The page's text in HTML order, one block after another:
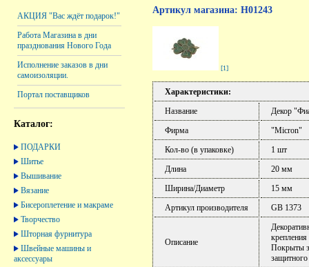
АКЦИЯ "Вас ждёт подарок!"
Работа Магазина в дни
празднования Нового Года
Исполнение заказов в дни
самоизоляции.
Портал поставщиков
Каталог:
ПОДАРКИ
Шитье
Вышивание
Вязание
Бисероплетение и макраме
Творчество
Шторная фурнитура
Швейные машины и
аксессуары
Артикул магазина: H01243
[1]
Характеристики:
Название
Декор
Фирма
"Micron"
Кол-во (в упаковке)
1 шт
Длина
20 мм
Ширина/Диаметр
15 мм
Артикул производителя
GB 1373
Описание
Покрыты